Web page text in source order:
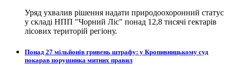
Уряд ухвалив рішення надати природоохоронний статус
у складі НПП "Чорний Ліс" понад 12,8 тисячі гектарів
лісових територій регіону.
Понад 27 мільйонів гривень штрафу: у Кропивницькому суд
покарав порушника митних правил